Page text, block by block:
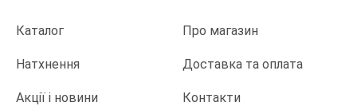
Каталог Про магазин
Натхнення Доставка та оплата
Акції і новини Контакти